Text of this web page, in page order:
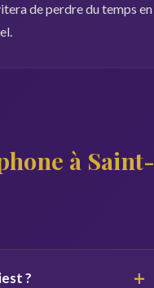
de perdre du temps en
à Saint-
? +